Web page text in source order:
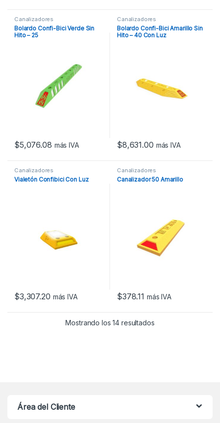
Canalizadores
Bolardo Confi-Bici Verde Sin
Hito – 25
$5,076.08 más IVA
Canalizadores
Bolardo Confi-Bici Amarillo Sin
Hito – 40 Con Luz
$8,631.00 más IVA
Canalizadores
Vialetón Confibici Con Luz
$3,307.20 más IVA
Canalizadores
Canalizador 50 Amarillo
$378.11 más IVA
Mostrando los 14 resultados
Área del Cliente